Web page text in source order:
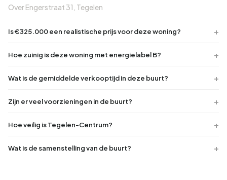
Over Engerstraat 31, Tegelen
Is €325.000 een realistische prijs voor deze woning?
Hoe zuinig is deze woning met energielabel B?
Wat is de gemiddelde verkooptijd in deze buurt?
Zijn er veel voorzieningen in de buurt?
Hoe veilig is Tegelen-Centrum?
Wat is de samenstelling van de buurt?